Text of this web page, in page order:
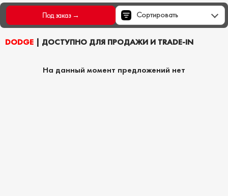
DODGE | ДОСТУПНО ДЛЯ ПРОДАЖИ И TRADE-IN
Под заказ → Сортировать
На данный момент предложений нет